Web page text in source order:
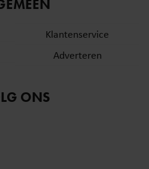
combineren met andere
gebruik van hun services. U
als u onze website blijft
Klantenservice
Adverteren
ONS